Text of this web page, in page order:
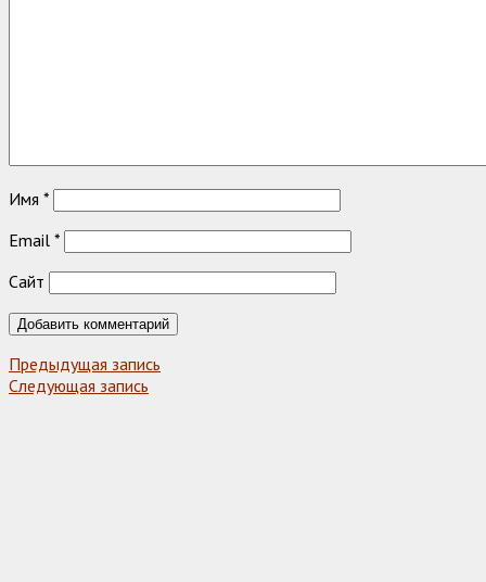
Имя *
Email *
Сайт
Предыдущая запись
Следующая запись